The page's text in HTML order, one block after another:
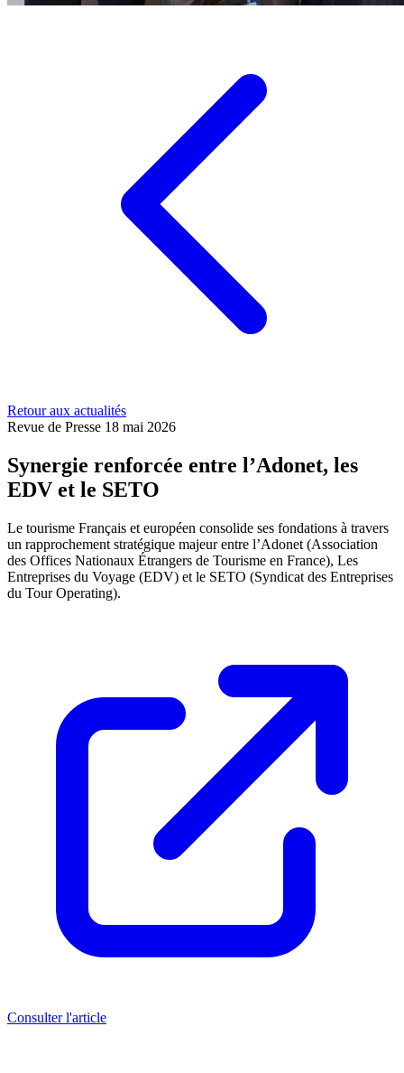
Retour aux actualités
Revue de Presse 18 mai 2026
Synergie renforcée entre l’Adonet, les
EDV et le SETO
Le tourisme Français et européen consolide ses fondations à travers
un rapprochement stratégique majeur entre l’Adonet (Association
des Offices Nationaux Étrangers de Tourisme en France), Les
Entreprises du Voyage (EDV) et le SETO (Syndicat des Entreprises
du Tour Operating).
Consulter l'article